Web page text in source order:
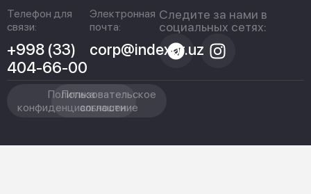
Телефон для
связи:
+998 (33)
404-66-00
Электронная
почта:
corp@indexpr.uz
Следите за нами в
социальных сетях:
Политика
конфиденциальности
Пользовательское
соглашение